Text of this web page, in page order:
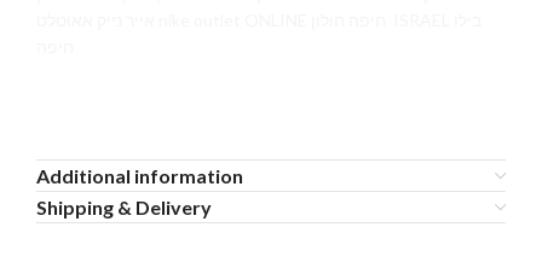
Additional information
Shipping & Delivery